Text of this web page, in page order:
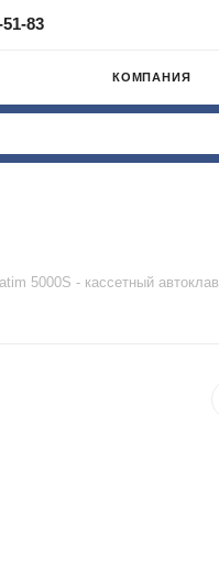
83
КОМПАНИЯ
5000S - кассетный автоклав